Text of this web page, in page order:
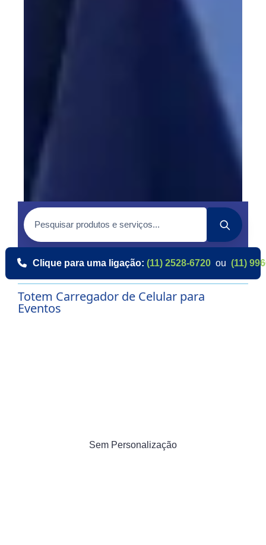
Clique para uma ligação: (11) 2528-6720 ou (11)
Totem Carregador de Celular para
Eventos
Sem Personalização